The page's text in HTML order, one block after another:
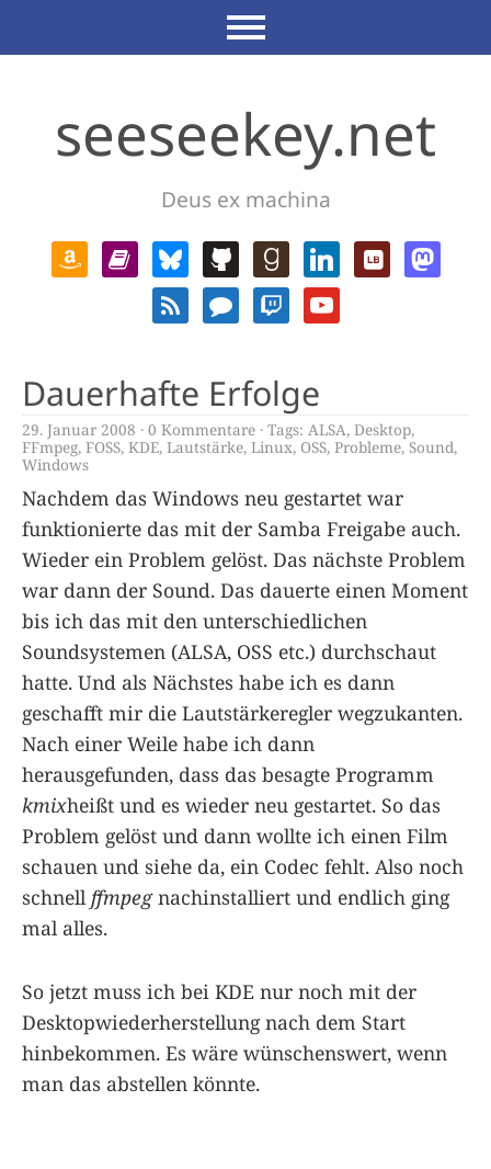
seeseekey.net
Deus ex machina
Dauerhafte Erfolge
29. Januar 2008 0 Kommentare Tags: ALSA, Desktop,
FFmpeg, FOSS, KDE, Lautstärke, Linux, OSS, Probleme,Sound,
Windows
Nachdem das Windows neu gestartet war
funktionierte das mit der Samba Freigabe auch.
Wieder ein Problem gelöst. Das nächste Problem
war dann der Sound. Das dauerte einen Moment
bis ich das mit den unterschiedlichen
Soundsystemen (ALSA, OSS etc.) durchschaut
hatte. Und als Nächstes habe ich es dann
geschafft mir die Lautstärkeregler wegzukanten.
Nach einer Weile habe ich dann
herausgefunden, dass das besagte Programm
kmixheißt und es wieder neu gestartet. So das
Problem gelöst und dann wollte ich einen Film
schauen und siehe da, ein Codec fehlt. Also noch
schnell ffmpegnachinstalliert und endlich ging
mal alles.
So jetzt muss ich bei KDE nur noch mit der
Desktopwiederherstellung nach dem Start
hinbekommen. Es wäre wünschenswert, wenn
man das abstellen könnte.